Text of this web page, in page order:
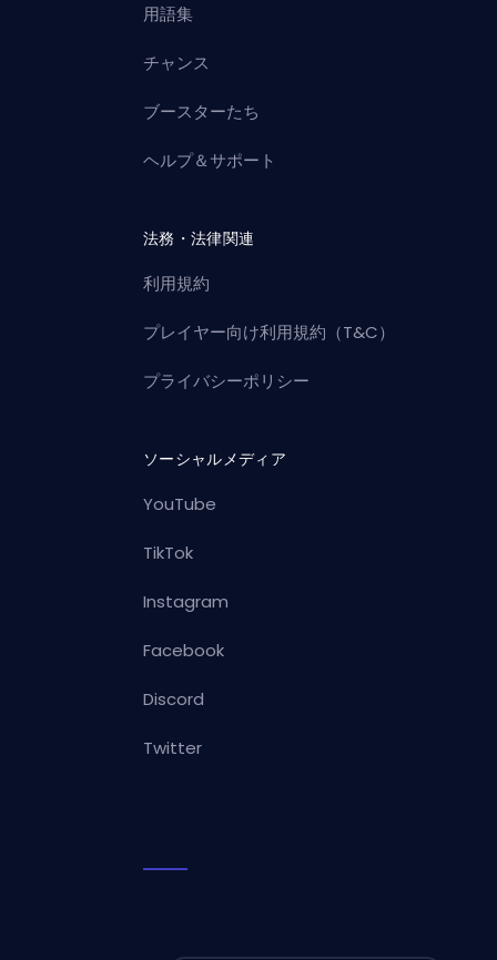
用語集
チャンス
ブースターたち
ヘルプ＆サポート
法務・法律関連
利用規約
プレイヤー向け利用規約（T&C）
プライバシーポリシー
ソーシャルメディア
YouTube
TikTok
Instagram
Facebook
Discord
Twitter